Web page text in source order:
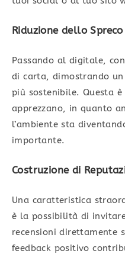
Riduzione dello
Passando al digitale,
di carta, dimostrando
più sostenibile. Questa
apprezzano, in quanto
l’ambiente sta
importante.
Costruzione di
Una caratteristica
è la possibilità di
recensioni direttamente
feedback positivo